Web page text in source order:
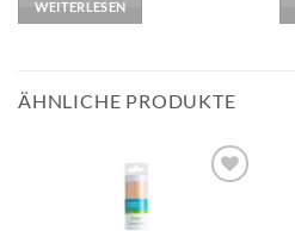
WEITERLESEN
ÄHNLICHE PRODUKTE